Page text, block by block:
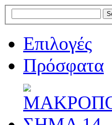
Επιλογές
Πρόσφατα